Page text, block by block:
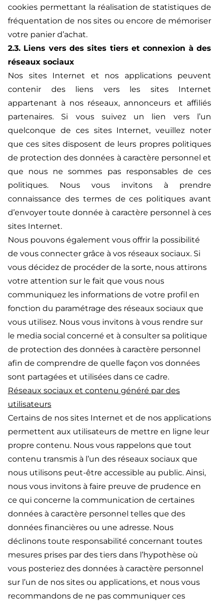
cookies permettant la réalisation de statistiques de
fréquentation de nos sites ou encore de mémoriser
votre panier d’achat.
2.3. Liens vers des sites tiers et connexion à des
réseaux sociaux
Nos sites Internet et nos applications peuvent
contenir des liens vers les sites Internet
appartenant à nos réseaux, annonceurs et affiliés
partenaires. Si vous suivez un lien vers l’un
quelconque de ces sites Internet, veuillez noter
que ces sites disposent de leurs propres politiques
de protection des données à caractère personnel et
que nous ne sommes pas responsables de ces
politiques. Nous vous invitons à prendre
connaissance des termes de ces politiques avant
d’envoyer toute donnée à caractère personnel à ces
sites Internet.
Nous pouvons également vous offrir la possibilité
de vous connecter grâce à vos réseaux sociaux. Si
vous décidez de procéder de la sorte, nous attirons
votre attention sur le fait que vous nous
communiquez les informations de votre profil en
fonction du paramétrage des réseaux sociaux que
vous utilisez. Nous vous invitons à vous rendre sur
le media social concerné et à consulter sa politique
de protection des données à caractère personnel
afin de comprendre de quelle façon vos données
sont partagées et utilisées dans ce cadre.
Réseaux sociaux et contenu généré par des
utilisateurs
Certains de nos sites Internet et de nos applications
permettent aux utilisateurs de mettre en ligne leur
propre contenu. Nous vous rappelons que tout
contenu transmis à l’un des réseaux sociaux que
nous utilisons peut-être accessible au public. Ainsi,
nous vous invitons à faire preuve de prudence en
ce qui concerne la communication de certaines
données à caractère personnel telles que des
données financières ou une adresse. Nous
déclinons toute responsabilité concernant toutes
mesures prises par des tiers dans l’hypothèse où
vous posteriez des données à caractère personnel
sur l’un de nos sites ou applications, et nous vous
recommandons de ne pas communiquer ces